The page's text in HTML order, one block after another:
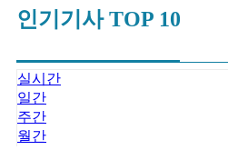
인기기사 TOP 10
실시간
일간
주간
월간